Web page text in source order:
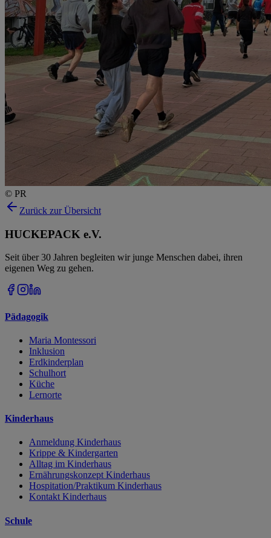
© PR
Zurück zur Übersicht
HUCKEPACK e.V.
Seit über 30 Jahren begleiten wir junge Menschen dabei, ihren
eigenen Weg zu gehen.
Pädagogik
Maria Montessori
Inklusion
Erdkinderplan
Schulhort
Küche
Lernorte
Kinderhaus
Anmeldung Kinderhaus
Krippe & Kindergarten
Alltag im Kinderhaus
Ernährungskonzept Kinderhaus
Hospitation/Praktikum Kinderhaus
Kontakt Kinderhaus
Schule